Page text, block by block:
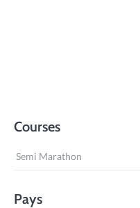
Courses
Semi Marathon
Pays